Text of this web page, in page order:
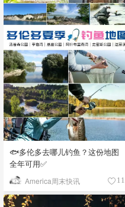
🐟多伦多去哪儿钓鱼？这份地图
全年可用✅
America周末快讯 11